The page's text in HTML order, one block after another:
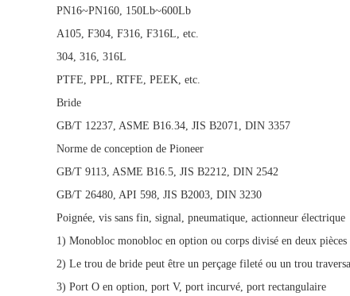
PN16~PN160, 150Lb~600Lb
A105, F304, F316, F316L, etc.
304, 316, 316L
PTFE, PPL, RTFE, PEEK, etc.
Bride
GB/T 12237, ASME B16.34, JIS B2071, DIN 3357
Norme de conception de Pioneer
GB/T 9113, ASME B16.5, JIS B2212, DIN 2542
GB/T 26480, API 598, JIS B2003, DIN 3230
Poignée, vis sans fin, signal, pneumatique, actionneur électrique
1) Monobloc monobloc en option ou corps divisé en deux pièces
2) Le trou de bride peut être un perçage fileté ou un trou
3) Port O en option, port V, port incurvé, port rectangulaire